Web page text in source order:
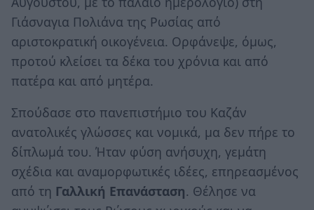
Γιάσναγια Πολιάνα της Ρωσίας από
αριστοκρατική οικογένεια. Ορφάνεψε, όμως,
προτού κλείσει τα δέκα του χρόνια και από
πατέρα και από μητέρα.
Σπούδασε στο πανεπιστήμιο του Καζάν
ανατολικές γλώσσες και νομικά, μα δεν πήρε το
δίπλωμά του. Ήταν φύση ανήσυχη, γεμάτη
σχέδια και αναμορφωτικές ιδέες, επηρεασμένος
από τη Γαλλική Επανάσταση. Θέλησε να